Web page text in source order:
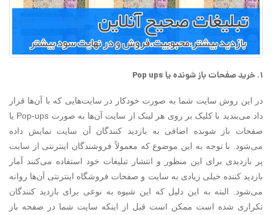
۱. خرید صفحات باز شونده یا Pop ups
در این روش سایت شما به صورت خودکار در سایت‌هایی که با آن‌ها قرار
داد می‌بندید با کلیک بر روی هر لینک از سایت آن‌ها به صورت Pop-ups یا
صفحات باز شونده اضافی به بازدید کنندگان آن سایت نمایش داده
می‌شود. با توجه به این موضوع که معمولاً فروشندگان اینترنتی از سایت
پر بازدیدی برای این منظور و انتشار تبلیغات خود استفاده می‌کنند آمار
بازدید کننده خیلی زیادی به سایت و صفحات فروشگاه اینترنتی آن‌ها روانه
می‌شود. البته به این دلیل که این شیوه به نوعی برای بازدید کنندگان
تکراری شده است ممکن است قبل از اینکه سایت شما در صفحه باز